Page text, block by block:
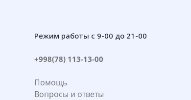
Режим работы с 9-00 до 21-00
+998(78) 113-13-00
Помощь
Вопросы и ответы